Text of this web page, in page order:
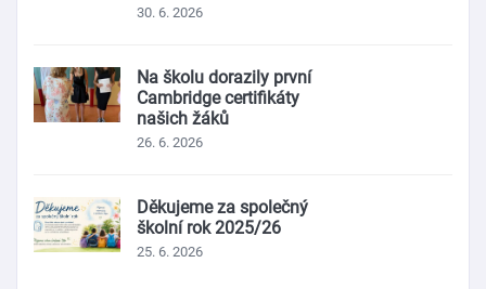
30. 6. 2026
Na školu dorazily první
Cambridge certifikáty
našich žáků
26. 6. 2026
Děkujeme za společný
školní rok 2025/26
25. 6. 2026